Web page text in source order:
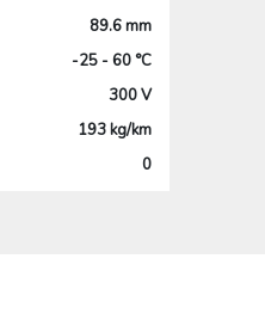
89.6 mm
-25 - 60 °C
300 V
193 kg/km
0